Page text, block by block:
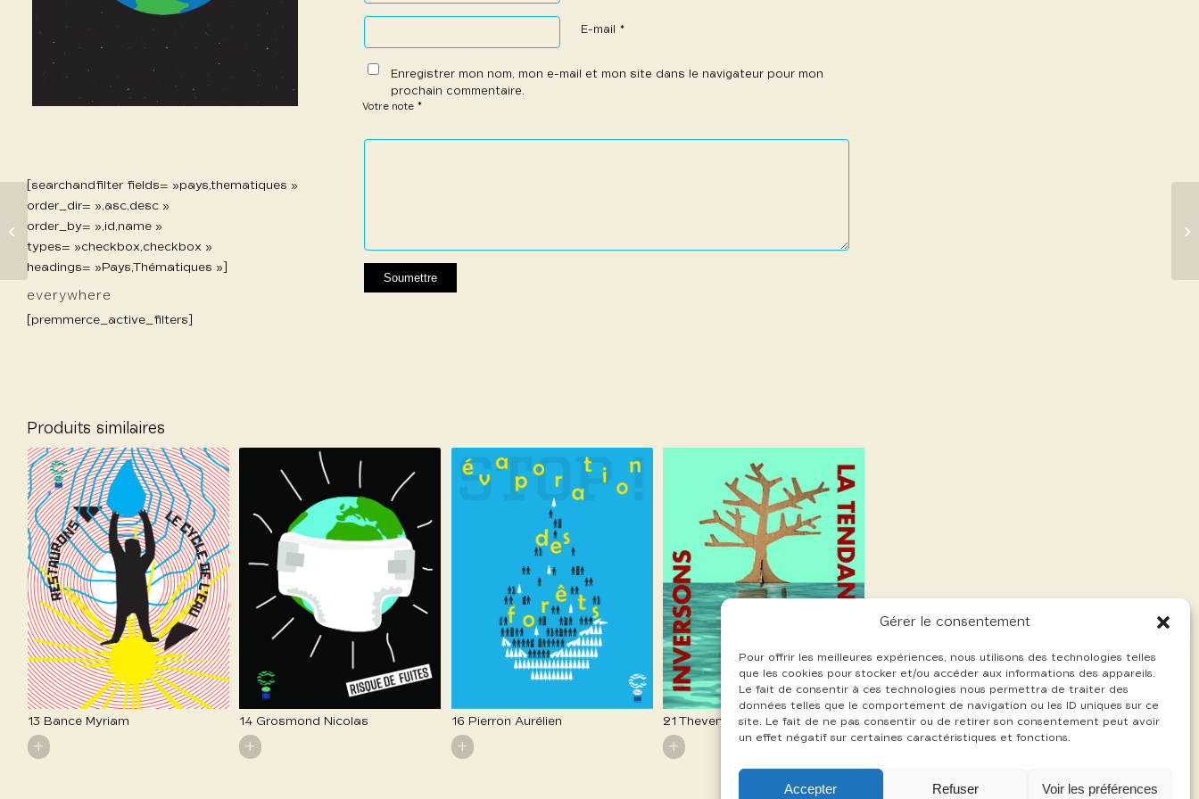
Gérer le consentement
Pour offrir les meilleures expériences, nous utilisons des technologies telles
que les cookies pour stocker et/ou accéder aux informations des appareils.
Le fait de consentir à ces technologies nous permettra de traiter des
données telles que le comportement de navigation ou les ID uniques sur ce
site. Le fait de ne pas consentir ou de retirer son consentement peut avoir
un effet négatif sur certaines caractéristiques et fonctions.
Accepter Refuser Voir les préférences
[searchandfilter fields= »pays,thematiques »
order_dir= »,asc,desc »
order_by= »,id,name »
types= »checkbox,checkbox »
headings= »Pays,Thématiques »]
everywhere
[premmerce_active_filters]
E-mail *
Enregistrer mon nom, mon e-mail et mon site dans le navigateur pour mon
prochain commentaire.
Votre note *
1 étoile
2 étoiles
3 étoiles
4 étoiles
5 étoiles
Produits similaires
13 Bance Myriam
+
14 Grosmond Nicolas
+
16 Pierron Aurélien
+
21 Thevenin Charles
+
455 Humbot